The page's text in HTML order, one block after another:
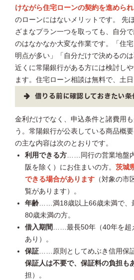
けながら住宅ローンの契約を進めら
のローンにはないメリットです。 先
ざまなプラン一つを取っても、自分
のはなかなか大変な作業です。「住
明点が多い」「自分だけで決めるの
近くに常陽銀行がある方には検討し
ます。住宅ローン相談は無料で、土
借りる前に確認しておきたい条
金利だけでなく、申込条件と諸費用
う。常陽銀行が公表している商品概
の主な内容は次のとおりです。
利用できる方……同行の営業地盤
阪を除く）にお住まいの方。茨城
できる場合があります （対象の
覧があります）。
年齢……満18歳以上66歳未満で、
80歳未満の方。
借入期間 ……最長50年（40年を超
あり）。
保証……原則としてめぶき信用保
保証人は不要で、保証料の負担も
担）。